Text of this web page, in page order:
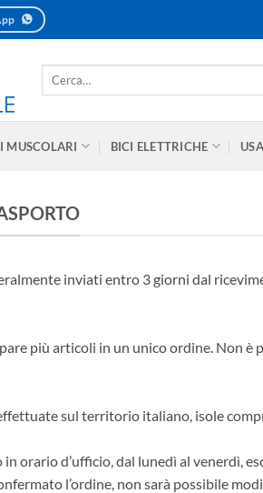
Cerca:
MUSCOLARI BICI ELETTRICHE
inviati entro 3 giorni dal
più articoli in un unico ordine. Non
sul territorio italiano, isole
in orario d’ufficio, dal lunedì al venerdì,
l’ordine, non sarà possibile